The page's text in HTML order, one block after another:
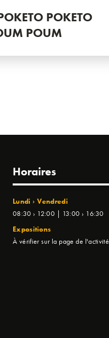
POKETO
POUM
Horaires
Lundi › Vendredi
08:30 › 12:00 | 13:00 › 16:30
Expositions
À vérifier sur la page de l'activité